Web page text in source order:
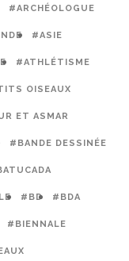
#ARCHÉOLOGUE
#ASIE
#ATHLÉTISME
OISEAUX
ET ASMAR
#BANDE DESSINÉE
#BD #BDA
#BIENNALE